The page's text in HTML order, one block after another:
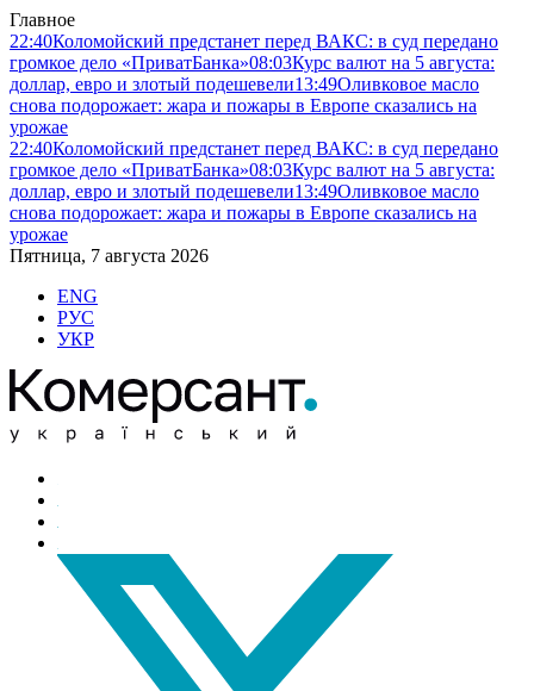
Главное
22:40Коломойский предстанет перед ВАКС: в суд передано
громкое дело «ПриватБанка»08:03Курс валют на 5 августа:
доллар, евро и злотый подешевели13:49Оливковое масло
снова подорожает: жара и пожары в Европе сказались на
урожае
22:40Коломойский предстанет перед ВАКС: в суд передано
громкое дело «ПриватБанка»08:03Курс валют на 5 августа:
доллар, евро и злотый подешевели13:49Оливковое масло
снова подорожает: жара и пожары в Европе сказались на
урожае
Пятница, 7 августа 2026
ENG
РУС
УКР